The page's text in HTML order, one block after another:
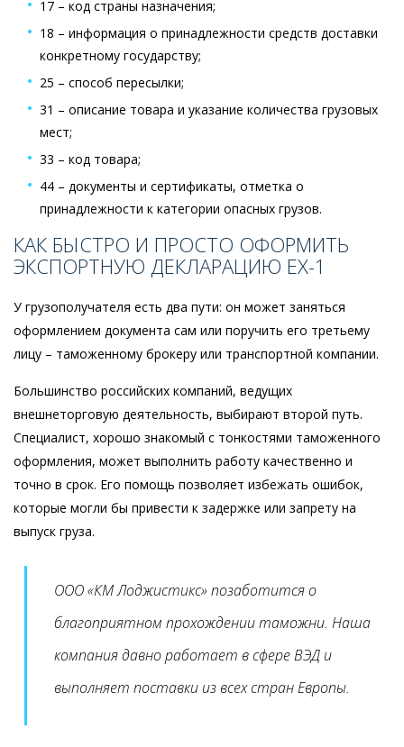
17 – код страны назначения;
18 – информация о принадлежности средств доставки
конкретному государству;
25 – способ пересылки;
31 – описание товара и указание количества грузовых
мест;
33 – код товара;
44 – документы и сертификаты, отметка о
принадлежности к категории опасных грузов.
КАК БЫСТРО И ПРОСТО ОФОРМИТЬ
ЭКСПОРТНУЮ ДЕКЛАРАЦИЮ EX-1
У грузополучателя есть два пути: он может заняться
оформлением документа сам или поручить его третьему
лицу – таможенному брокеру или транспортной компании.
Большинство российских компаний, ведущих
внешнеторговую деятельность, выбирают второй путь.
Специалист, хорошо знакомый с тонкостями таможенного
оформления, может выполнить работу качественно и
точно в срок. Его помощь позволяет избежать ошибок,
которые могли бы привести к задержке или запрету на
выпуск груза.
ООО «КМ Лоджистикс» позаботится о
благоприятном прохождении таможни. Наша
компания давно работает в сфере ВЭД и
выполняет поставки из всех стран Европы.